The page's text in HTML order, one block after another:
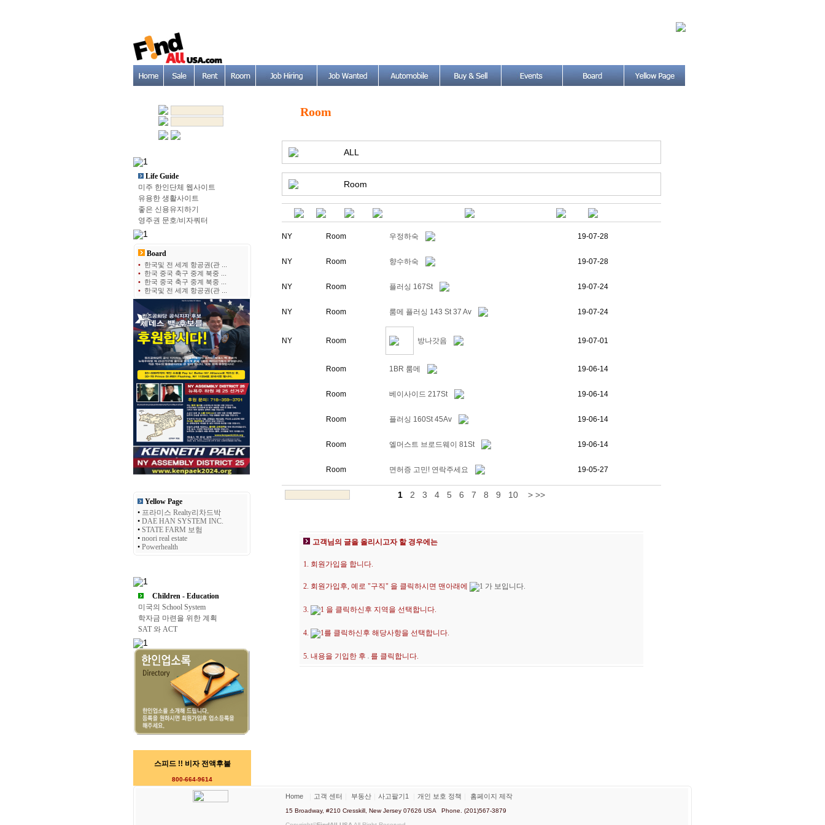
Life Guide
미주 한인단체 웹사이트
유용한 생활사이트
좋은 신용유지하기
영주권 문호/비자쿼터
Board
• 한국및 전 세계 항공권(관 ...
• 한국 중국 축구 중계 북중 ...
• 한국 중국 축구 중계 북중 ...
• 한국및 전 세계 항공권(관 ...
Yellow Page
• 프라미스 Realty리차드박
• DAE HAN SYSTEM INC.
• STATE FARM 보험
• noori real estate
• Powerhealth
Children - Education
미국의 School System
학자금 마련을 위한 계획
SAT 와 ACT
스피드 !! 비자 전액후불
800-664-9614
Room
ALL
Room
NY Room 우정하숙 19-07-28
NY Room 향수하숙 19-07-28
NY Room 플러싱 167St 19-07-24
NY Room 룸메 플러싱 143 St 37 Av 19-07-24
NY Room 방나갓음 19-07-01
Room 1BR 룸메 19-06-14
Room 베이사이드 217St 19-06-14
Room 플러싱 160St 45Av 19-06-14
Room 엘머스트 브로드웨이 81St 19-06-14
Room 면허증 고민! 연락주세요 19-05-27
1 2 3 4 5 6 7 8 9 10 > >>
고객님의 글을 올리시고자 할 경우에는
1. 회원가입을 합니다.
2. 회원가입후, 예로 "구직" 을 클릭하시면 맨아래에 가 보입니다.
3. 을 클릭하신후 지역을 선택합니다.
4. 를 클릭하신후 해당사항을 선택합니다.
5. 내용을 기입한 후 를 클릭합니다.
Home 고객 센터 부동산 사고팔기1 개인 보호 정책 홈페이지 제작
15 Broadway, #210 Cresskill, New Jersey 07626 USA Phone. (201)567-3879